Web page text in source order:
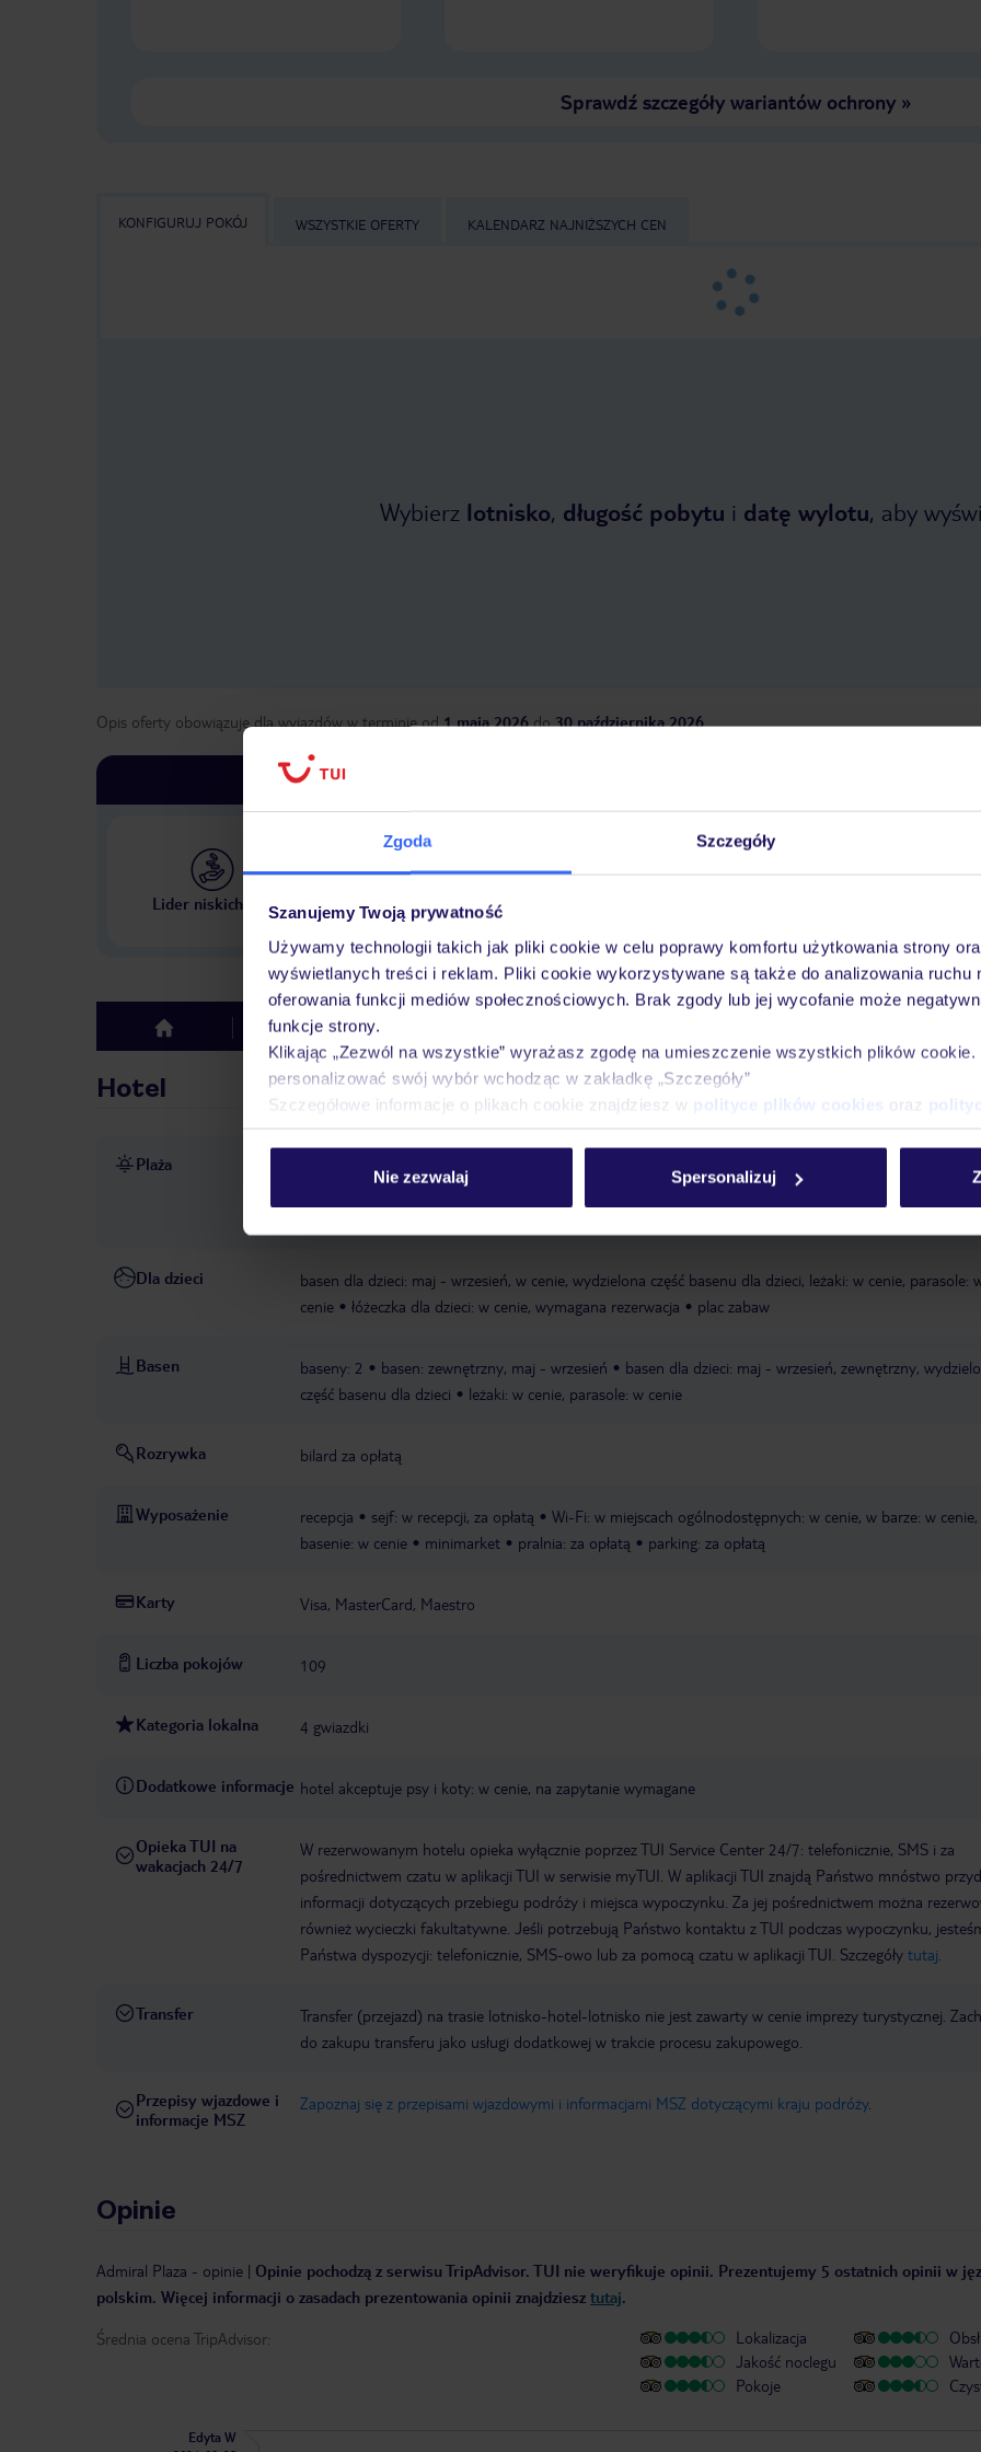
Zgoda Szczegóły
Szanujemy Twoją prywatność
Używamy technologii takich jak pliki cookie w celu poprawy komfortu użytkowania strony
wyświetlanych treści i reklam. Pliki cookie wykorzystywane są także do analizowania ruchu
oferowania funkcji mediów społecznościowych. Brak zgody lub jej wycofanie może
funkcje strony.
Klikając „Zezwól na wszystkie” wyrażasz zgodę na umieszczenie wszystkich plików
personalizować swój wybór wchodząc w zakładkę „Szczegóły”
Szczegółowe informacje o plikach cookie znajdziesz w polityce plików cookies oraz
Nie zezwalaj Spersonalizuj
Sprawdź szczegóły wariantów ochrony»
KONFIGURUJ POKÓJ WSZYSTKIE OFERTY KALENDARZ NAJNIŻSZYCH CEN
Wybierz lotnisko, długość pobytu i datę wylotu, aby
Opis oferty obowiązuje dla wyjazdów w terminie od 1 maja 2026do30 października 2026
Lider niskich cen
w Polsce
top Hotel
Hotel
Plaża ok. 250 m od plaży piaszczysta hotel oddzielony od plaży ulicą
leżaki za opłatą, dostępność nie
gwarantowana, zależna od decyzji hotelu lub dostawcy zewnętrznego
parasole za opłatą, dostępność
Dla dzieci
basen dla dzieci: maj - wrzesień, w cenie, wydzielona część basenu dla dzieci, leżaki: w cenie, parasole:
cenie
łóżeczka dla dzieci: w cenie, wymagana rezerwacja plac zabaw
Basen baseny: 2 basen: zewnętrzny, maj - wrzesień
basen dla dzieci: maj - wrzesień, zewnętrzny,
część basenu dla dzieci
leżaki: w cenie, parasole: w cenie
Rozrywka bilard za opłatą
Wyposażenie recepcja sejf: w recepcji, za opłatą
Wi-Fi: w miejscach ogólnodostępnych: w cenie, w barze: w
basenie: w cenie
minimarket pralnia: za opłatą parking: za opłatą
Karty Visa, MasterCard, Maestro
Liczba pokojów 109
Kategoria lokalna 4 gwiazdki
Dodatkowe informacje hotel akceptuje psy i koty: w cenie, na zapytanie wymagane
Opieka TUI na
wakacjach 24/7
W rezerwowanym hotelu opieka wyłącznie poprzez TUI Service Center 24/7: telefonicznie, SMS i za
pośrednictwem czatu w aplikacji TUI w serwisie myTUI. W aplikacji TUI znajdą Państwo mnóstwo
informacji dotyczących przebiegu podróży i miejsca wypoczynku. Za jej pośrednictwem można
również wycieczki fakultatywne. Jeśli potrzebują Państwo kontaktu z TUI podczas wypoczynku,
Państwa dyspozycji: telefonicznie, SMS-owo lub za pomocą czatu w aplikacji TUI. Szczegóły tutaj
Transfer
Transfer (przejazd) na trasie lotnisko-hotel-lotnisko nie jest zawarty w cenie imprezy turystycznej.
do zakupu transferu jako usługi dodatkowej w trakcie procesu zakupowego.
Przepisy wjazdowe i
informacje MSZ
Zapoznaj się z przepisami wjazdowymi i informacjami MSZ dotyczącymi kraju podróży.
Opinie
Admiral Plaza - opinie | Opinie pochodzą z serwisu TripAdvisor. TUI nie weryfikuje opinii. Prezentujemy 5 ostatnich opinii w
polskim. Więcej informacji o zasadach prezentowania opinii znajdziesz tutaj.
Średnia ocena TripAdvisor:
Lokalizacja
Jakość noclegu
Pokoje
Edyta W